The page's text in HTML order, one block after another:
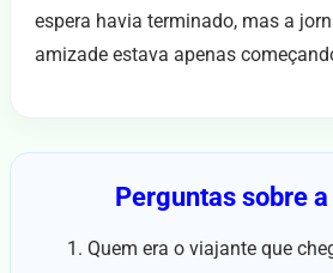
espera havia terminado, mas a
amizade estava apenas
Perguntas sobre
Quem era o viajante que